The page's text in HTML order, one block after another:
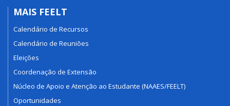
MAIS FEELT
Calendário de Recursos
Calendário de Reuniões
Eleições
Coordenação de Extensão
Núcleo de Apoio e Atenção ao Estudante (NAAES/FEELT)
Oportunidades